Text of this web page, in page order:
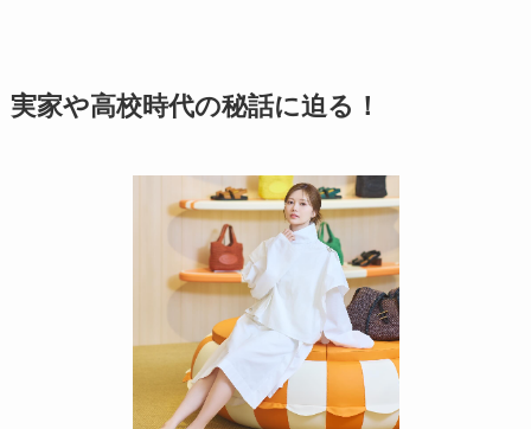
実家や高校時代の秘話に迫る！